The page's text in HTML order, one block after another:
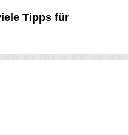
Tipps für